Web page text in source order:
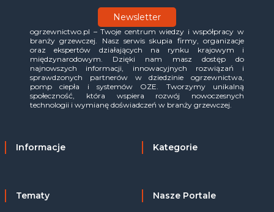
Newsletter
ogrzewnictwo.pl – Twoje centrum wiedzy i współpracy w
branży grzewczej. Nasz serwis skupia firmy, organizacje
oraz ekspertów działających na rynku krajowym i
międzynarodowym. Dzięki nam masz dostęp do
najnowszych informacji, innowacyjnych rozwiązań i
sprawdzonych partnerów w dziedzinie ogrzewnictwa,
pomp ciepła i systemów OZE. Tworzymy unikalną
społeczność, która wspiera rozwój nowoczesnych
technologii i wymianę doświadczeń w branży grzewczej.
Informacje Kategorie
Tematy Nasze Portale